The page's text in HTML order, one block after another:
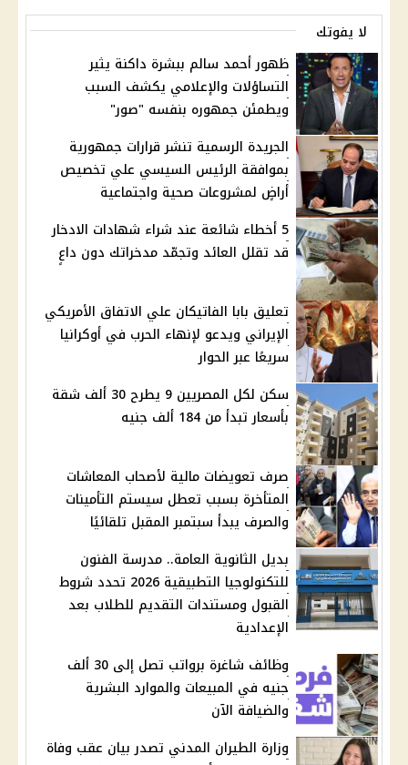
لا يفوتك
ظهور أحمد سالم ببشرة داكنة يثير
التساؤلات والإعلامي يكشف السبب
ويطمئن جمهوره بنفسه "صور"
الجريدة الرسمية تنشر قرارات جمهورية
بموافقة الرئيس السيسي علي تخصيص
أراضٍ لمشروعات صحية واجتماعية
5 أخطاء شائعة عند شراء شهادات الادخار
قد تقلل العائد وتجمّد مدخراتك دون داعٍ
تعليق بابا الفاتيكان علي الاتفاق الأمريكي
الإيراني ويدعو لإنهاء الحرب في أوكرانيا
سريعًا عبر الحوار
سكن لكل المصريين 9 يطرح 30 ألف شقة
بأسعار تبدأ من 184 ألف جنيه
صرف تعويضات مالية لأصحاب المعاشات
المتأخرة بسبب تعطل سيستم التأمينات
والصرف يبدأ سبتمبر المقبل تلقائيًا
بديل الثانوية العامة.. مدرسة الفنون
للتكنولوجيا التطبيقية 2026 تحدد شروط
القبول ومستندات التقديم للطلاب بعد
الإعدادية
وظائف شاغرة برواتب تصل إلى 30 ألف
جنيه في المبيعات والموارد البشرية
والضيافة الآن
وزارة الطيران المدني تصدر بيان عقب وفاة